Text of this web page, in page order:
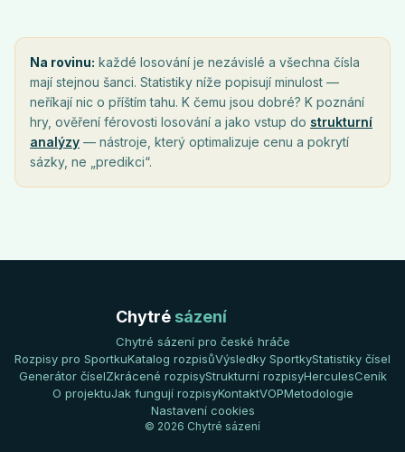
Na rovinu: každé losování je nezávislé a všechna čísla
mají stejnou šanci. Statistiky níže popisují minulost —
neříkají nic o příštím tahu. K čemu jsou dobré? K poznání
hry, ověření férovosti losování a jako vstup do strukturní
analýzy — nástroje, který optimalizuje cenu a pokrytí
sázky, ne „predikci“.
Chytré sázení
Chytré sázení pro české hráče
Rozpisy pro SportkuKatalog rozpisůVýsledky SportkyStatistiky čísel
Generátor číselZkrácené rozpisyStrukturní rozpisyHerculesCeník
O projektuJak fungují rozpisyKontaktVOPMetodologie
Nastavení cookies
© 2026 Chytré sázení